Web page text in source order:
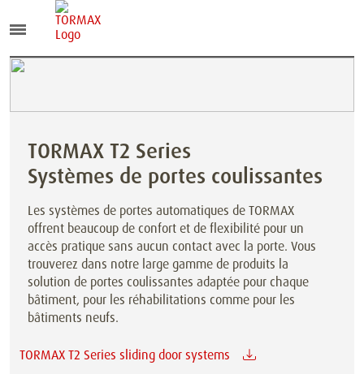
TORMAX T2 Series
Systèmes de portes coulissantes
Les systèmes de portes automatiques de TORMAX
offrent beaucoup de confort et de flexibilité pour un
accès pratique sans aucun contact avec la porte. Vous
trouverez dans notre large gamme de produits la
solution de portes coulissantes adaptée pour chaque
bâtiment, pour les réhabilitations comme pour les
bâtiments neufs.
TORMAX T2 Series sliding door systems